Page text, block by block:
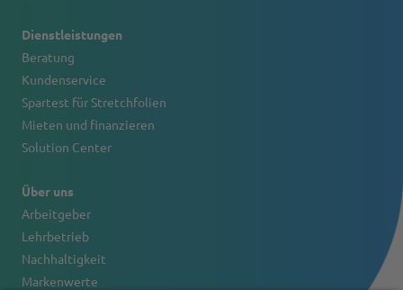
Dienstleistungen
Beratung
Kundenservice
Spartest für Stretchfolien
Mieten und finanzieren
Solution Center
Über uns
Arbeitgeber
Lehrbetrieb
Nachhaltigkeit
Markenwerte